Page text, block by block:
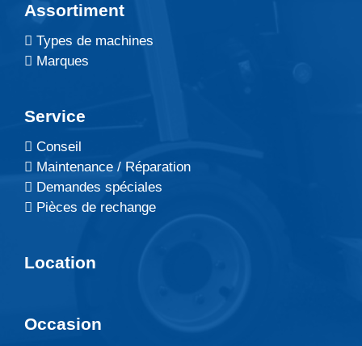
Assortiment
Types de machines
Marques
Service
Conseil
Maintenance / Réparation
Demandes spéciales
Pièces de rechange
Location
Occasion